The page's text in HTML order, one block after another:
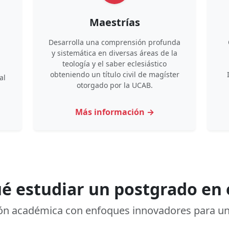
Maestrías
Desarrolla una comprensión profunda
y sistemática en diversas áreas de la
teología y el saber eclesiástico
obteniendo un título civil de magíster
otorgado por la UCAB.
Más información →
estudiar un postgrado en
académica con enfoques innovadores para